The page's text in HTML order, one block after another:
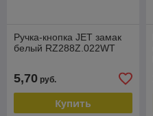
Ручка-кнопка JET замак
белый RZ288Z.022WT
5,70 руб.
Купить